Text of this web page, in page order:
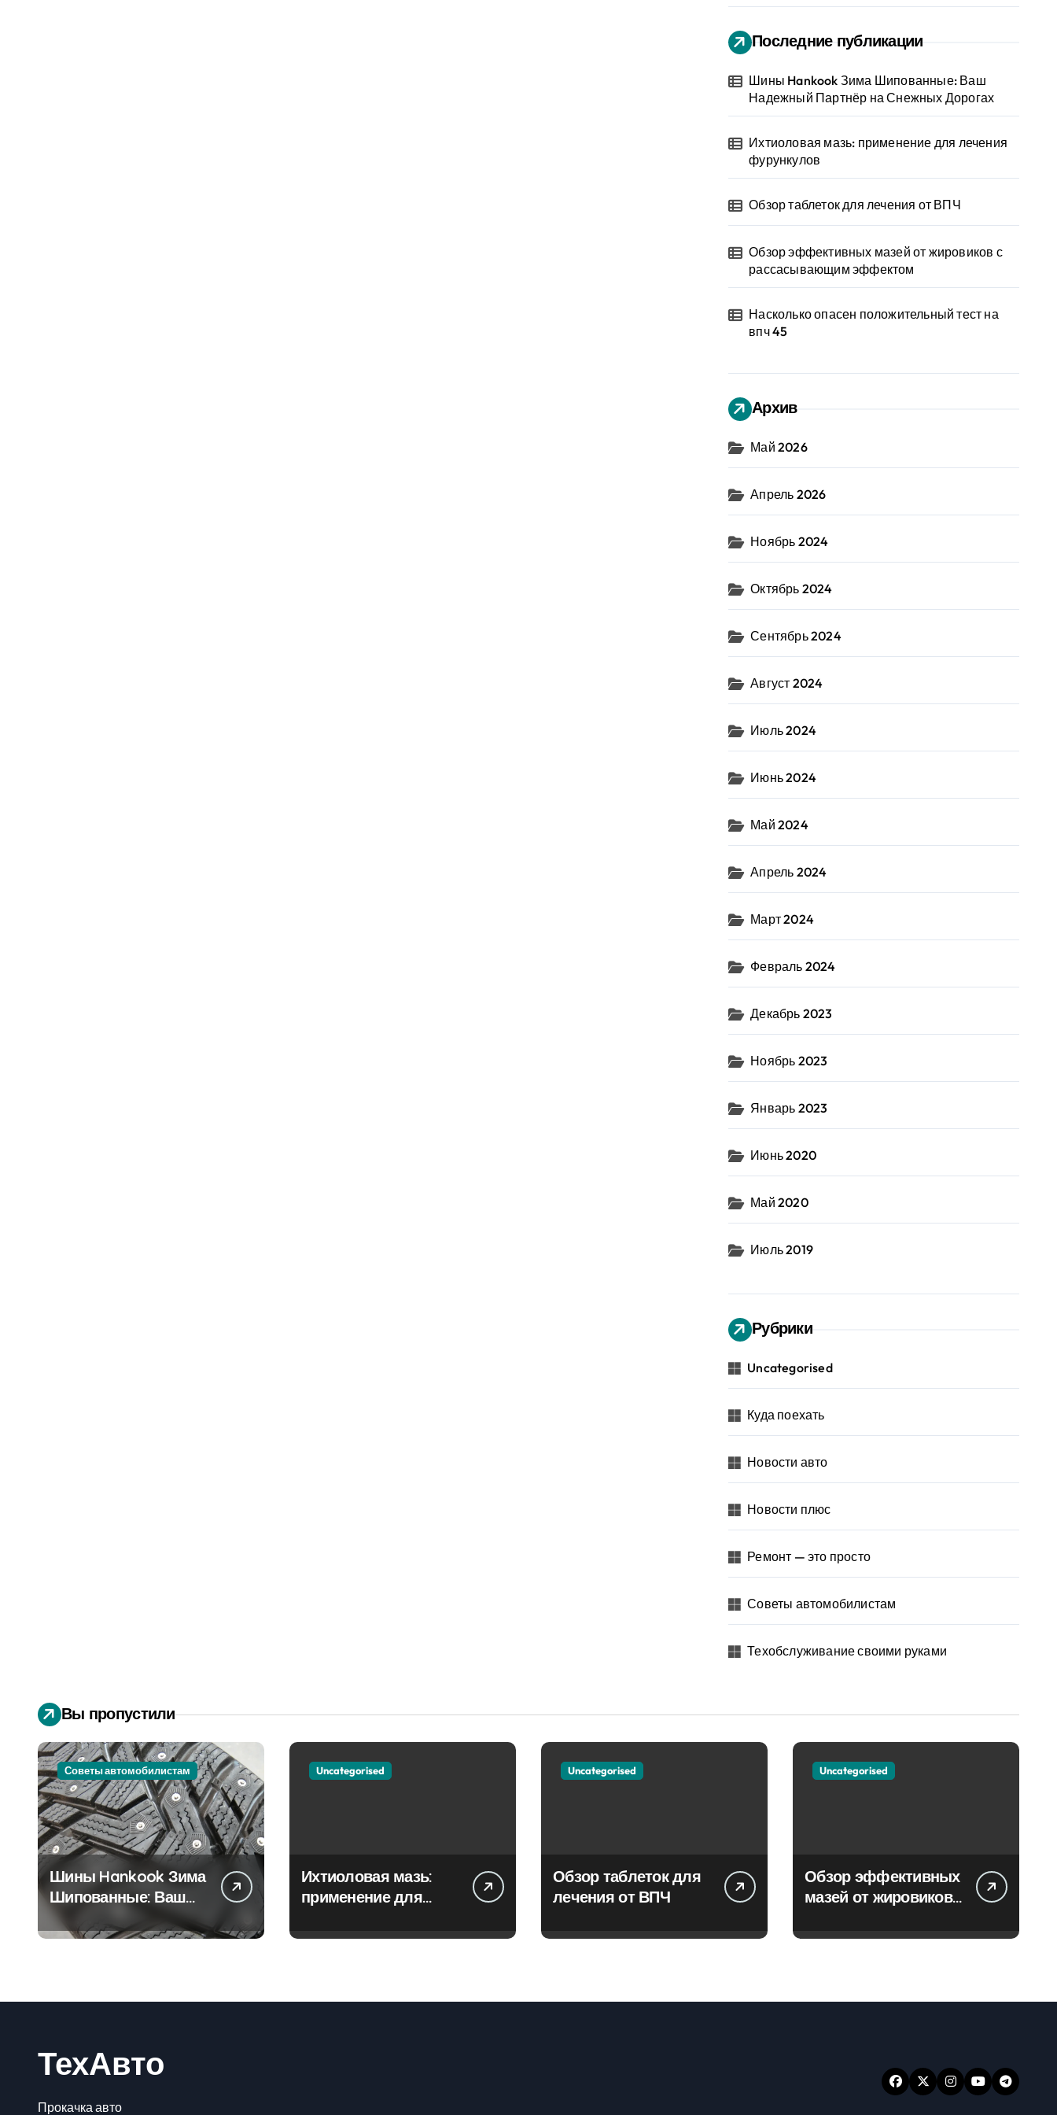
Последние публикации
Шины Hankook Зима Шипованные: Ваш
Надежный Партнёр на Снежных Дорогах
Ихтиоловая мазь: применение для лечения
фурункулов
Обзор таблеток для лечения от ВПЧ
Обзор эффективных мазей от жировиков с
рассасывающим эффектом
Насколько опасен положительный тест на
впч 45
Архив
Май 2026
Апрель 2026
Ноябрь 2024
Октябрь 2024
Сентябрь 2024
Август 2024
Июль 2024
Июнь 2024
Май 2024
Апрель 2024
Март 2024
Февраль 2024
Декабрь 2023
Ноябрь 2023
Январь 2023
Июнь 2020
Май 2020
Июль 2019
Рубрики
Uncategorised
Куда поехать
Новости авто
Новости плюс
Ремонт — это просто
Советы автомобилистам
Техобслуживание своими руками
Вы пропустили
Советы автомобилистам
Шины Hankook Зима
Шипованные: Ваш
Надежный Партнёр
на Снежных Дорогах
Uncategorised
Ихтиоловая мазь:
применение для
Uncategorised
Обзор таблеток для
лечения от ВПЧ
Uncategorised
Обзор эффективных
мазей от жировиков
эффектом
ТехАвто
Прокачка авто